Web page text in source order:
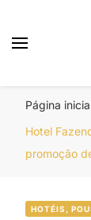
Página
Hotel
promoção
HOTÉIS,